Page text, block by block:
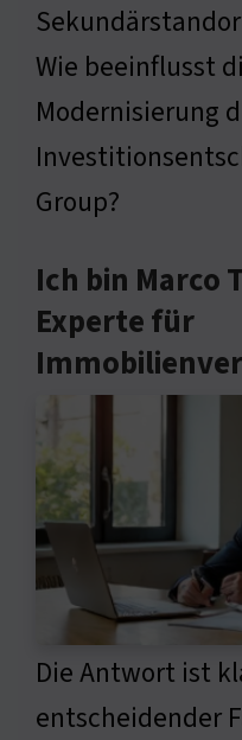
Wie beeinflusst
Modernisierung
Group?
Ich bin Marco
Experte für
Die Antwort ist
entscheidender